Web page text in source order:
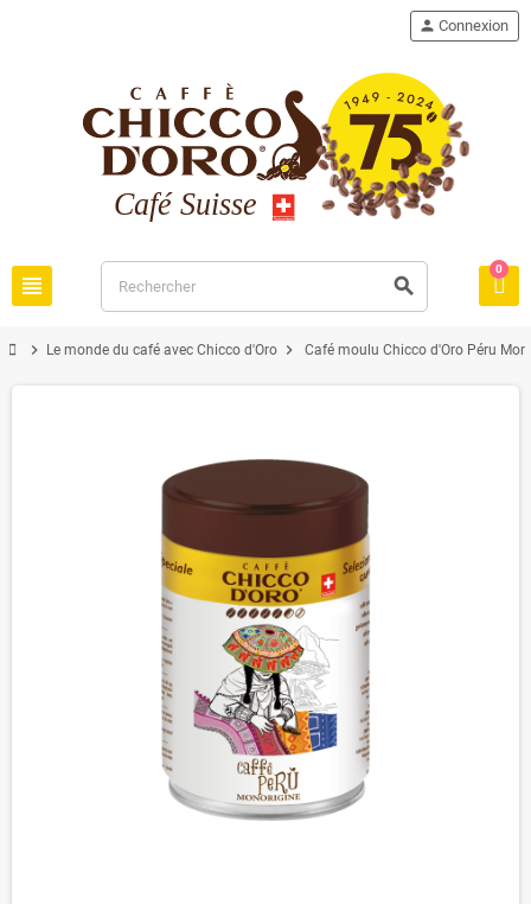
view_headline search
person Connexion
0
chevron_right Le monde du café avec Chicco d'Oro chevron_right Café moulu Chicco d'Oro Péru